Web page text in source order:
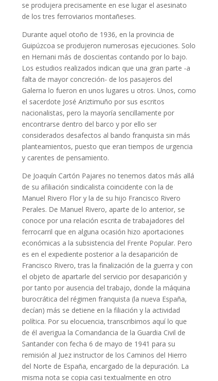
se produjera precisamente en ese lugar el asesinato
de los tres ferroviarios montañeses.
Durante aquel otoño de 1936, en la provincia de
Guipúzcoa se produjeron numerosas ejecuciones. Solo
en Hernani más de doscientas contando por lo bajo.
Los estudios realizados indican que una gran parte -a
falta de mayor concreción- de los pasajeros del
Galerna lo fueron en unos lugares u otros. Unos, como
el sacerdote José Ariztimuño por sus escritos
nacionalistas, pero la mayoría sencillamente por
encontrarse dentro del barco y por ello ser
considerados desafectos al bando franquista sin más
planteamientos, puesto que eran tiempos de urgencia
y carentes de pensamiento.
De Joaquín Cartón Pajares no tenemos datos más allá
de su afiliación sindicalista coincidente con la de
Manuel Rivero Flor y la de su hijo Francisco Rivero
Perales. De Manuel Rivero, aparte de lo anterior, se
conoce por una relación escrita de trabajadores del
ferrocarril que en alguna ocasión hizo aportaciones
económicas a la subsistencia del Frente Popular. Pero
es en el expediente posterior a la desaparición de
Francisco Rivero, tras la finalización de la guerra y con
el objeto de apartarle del servicio por desaparición y
por tanto por ausencia del trabajo, donde la máquina
burocrática del régimen franquista (la nueva España,
decían) más se detiene en la filiación y la actividad
política. Por su elocuencia, transcribimos aquí lo que
de él averigua la Comandancia de la Guardia Civil de
Santander con fecha 6 de mayo de 1941 para su
remisión al Juez instructor de los Caminos del Hierro
del Norte de España, encargado de la depuración. La
misma nota se copia casi textualmente en otro